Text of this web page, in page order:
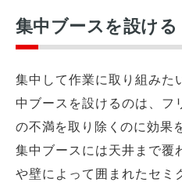
集中ブースを設ける
集中して作業に取り組みた
中ブースを設けるのは、フ
の不満を取り除くのに効果
集中ブースには天井まで覆
や壁によって囲まれたセミ